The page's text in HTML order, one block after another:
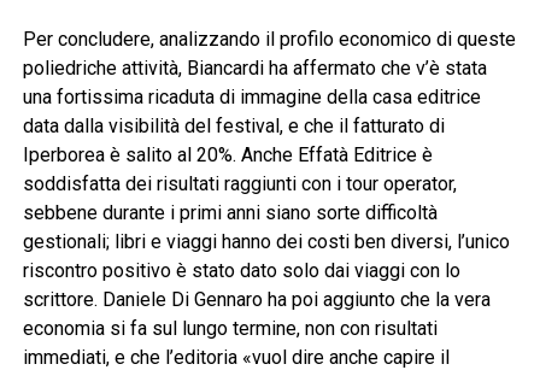
Per concludere, analizzando il profilo economico di queste
poliedriche attività, Biancardi ha affermato che v’è stata
una fortissima ricaduta di immagine della casa editrice
data dalla visibilità del festival, e che il fatturato di
Iperborea è salito al 20%. Anche Effatà Editrice è
soddisfatta dei risultati raggiunti con i tour operator,
sebbene durante i primi anni siano sorte difficoltà
gestionali; libri e viaggi hanno dei costi ben diversi, l’unico
riscontro positivo è stato dato solo dai viaggi con lo
scrittore. Daniele Di Gennaro ha poi aggiunto che la vera
economia si fa sul lungo termine, non con risultati
immediati, e che l’editoria «vuol dire anche capire il